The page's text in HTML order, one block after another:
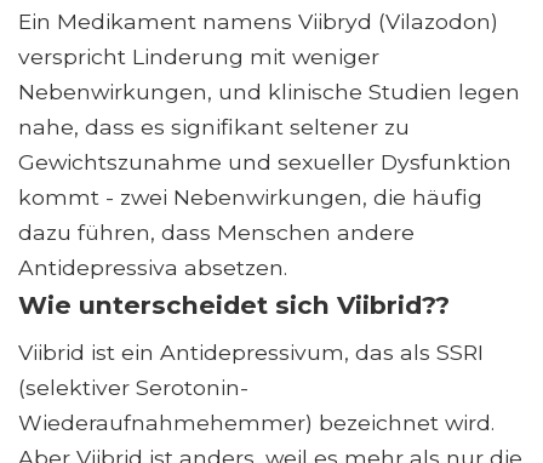
Ein Medikament namens Viibryd (Vilazodon)
verspricht Linderung mit weniger
Nebenwirkungen, und klinische Studien legen
nahe, dass es signifikant seltener zu
Gewichtszunahme und sexueller Dysfunktion
kommt - zwei Nebenwirkungen, die häufig
dazu führen, dass Menschen andere
Antidepressiva absetzen.
Wie unterscheidet sich Viibrid??
Viibrid ist ein Antidepressivum, das als SSRI
(selektiver Serotonin-
Wiederaufnahmehemmer) bezeichnet wird.
Aber Viibrid ist anders, weil es mehr als nur die